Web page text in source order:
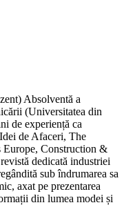
Absolventă a
(Universitatea din
de experiență ca
de Afaceri, The
Europe, Construction &
dedicată industriei
sub îndrumarea sa
axat pe prezentarea
din lumea modei și